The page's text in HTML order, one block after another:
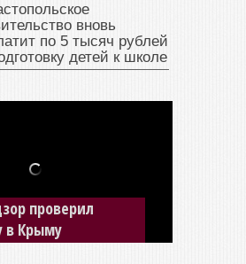
вновь
по 5 тысяч рублей
детей к школе
проверил
в Крыму